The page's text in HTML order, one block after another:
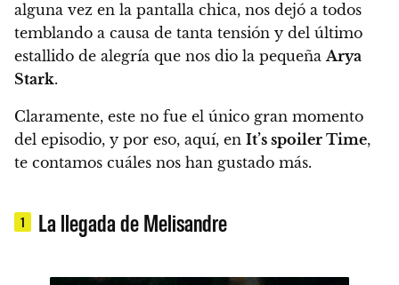
alguna vez en la pantalla chica, nos dejó a todos
temblando a causa de tanta tensión y del último
estallido de alegría que nos dio la pequeñaArya
Stark.
Claramente, este no fue el único gran momento
del episodio, y por eso, aquí, en It’s spoiler Time,
te contamos cuáles nos han gustado más.
1 La llegada de Melisandre